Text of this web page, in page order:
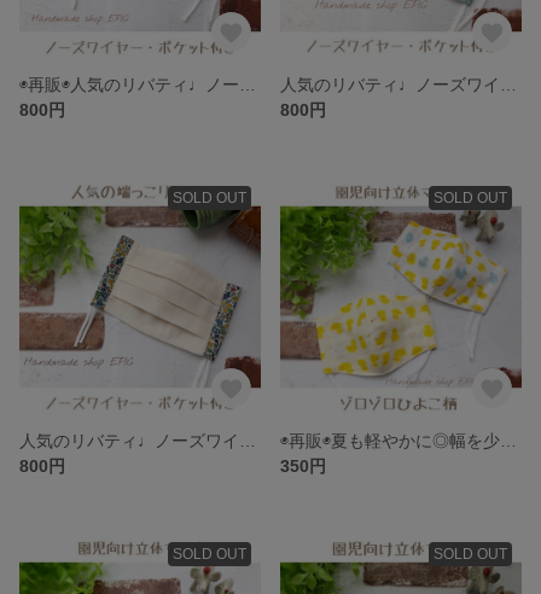
800円
800円
SOLD OUT
800円
SOLD OUT
350円
SOLD OUT SOLD OUT